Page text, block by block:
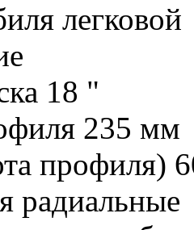
легковой
18 "
235 мм
профиля)
радиальные